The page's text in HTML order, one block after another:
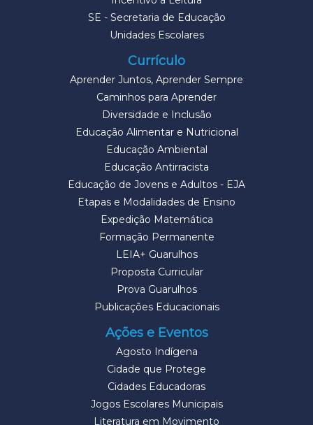
SE - Secretaria de Educação
Unidades Escolares
Currículo
Aprender Juntos, Aprender Sempre
Caminhos para Aprender
Diversidade e Inclusão
Educação Alimentar e Nutricional
Educação Ambiental
Educação Antirracista
Educação de Jovens e Adultos - EJA
Etapas e Modalidades de Ensino
Expedição Matemática
Formação Permanente
LEIA+ Guarulhos
Proposta Curricular
Prova Guarulhos
Publicações Educacionais
Ações e Eventos
Agosto Indígena
Cidade que Protege
Cidades Educadoras
Jogos Escolares Municipais
Literatura em Movimento